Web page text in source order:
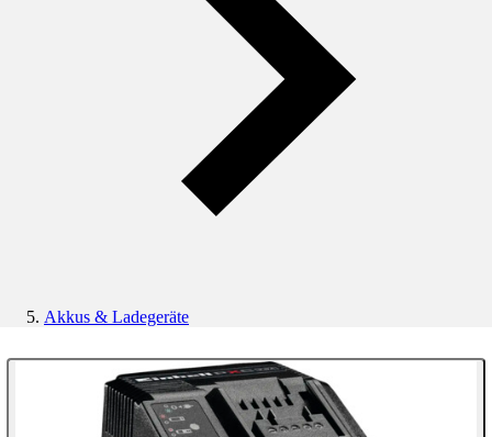
Akkus & Ladegeräte